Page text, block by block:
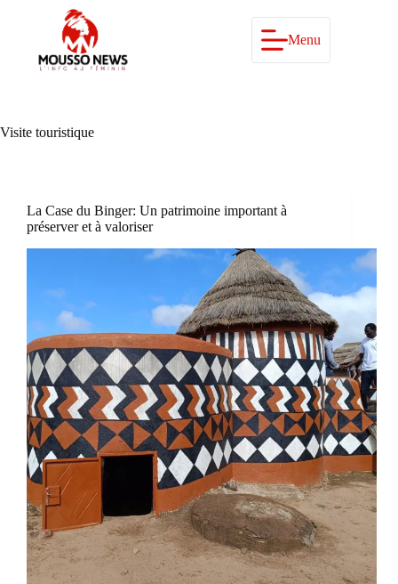
Menu
Visite touristique
La Case du Binger: Un patrimoine important à
préserver et à valoriser